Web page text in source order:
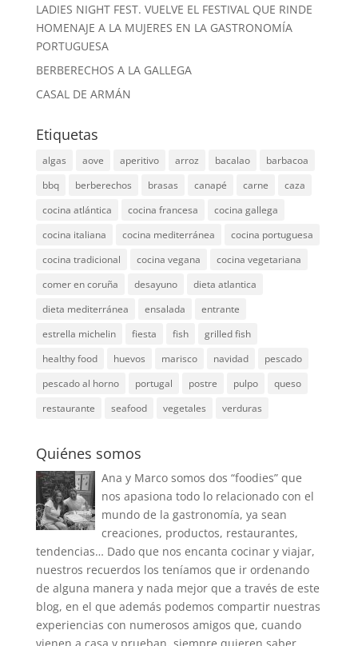
LADIES NIGHT FEST. VUELVE EL FESTIVAL QUE RINDE
HOMENAJE A LA MUJERES EN LA GASTRONOMÍA
PORTUGUESA
BERBERECHOS A LA GALLEGA
CASAL DE ARMÁN
Etiquetas
algas aove aperitivo arroz bacalao
barbacoa
bbq
berberechos brasas canapé carne
caza
cocina atlántica
cocina francesa
cocina gallega
cocina italiana
cocina mediterránea
cocina portuguesa
cocina tradicional
cocina vegana
cocina vegetariana
comer en coruña
desayuno
dieta atlantica
dieta mediterránea
ensalada
entrante
estrella michelin
fiesta fish
grilled fish
healthy food
huevos marisco navidad
pescado
pescado al horno
portugal postre pulpo
queso
restaurante
seafood vegetales verduras
Quiénes somos
Ana y Marco somos dos “foodies” que
nos apasiona todo lo relacionado con el
mundo de la gastronomía, ya sean
creaciones, productos, restaurantes,
tendencias… Dado que nos encanta cocinar y viajar,
nuestros recuerdos los teníamos que ir ordenando
de alguna manera y nada mejor que a través de este
blog, en el que además podemos compartir nuestras
experiencias con numerosos amigos que, cuando
vienen a casa y prueban, siempre quieren saber